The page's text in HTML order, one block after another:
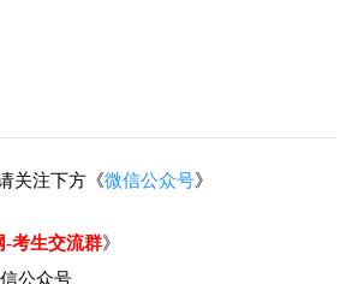
关注下方《微信公众号》
-考生交流群》